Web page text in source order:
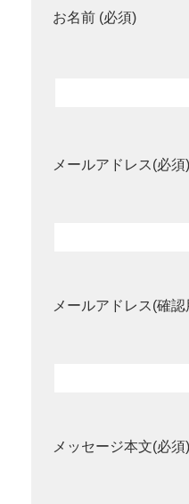
お名前 (必須)
メールアドレス(必須)
メールアドレス(確認
メッセージ本文(必須)